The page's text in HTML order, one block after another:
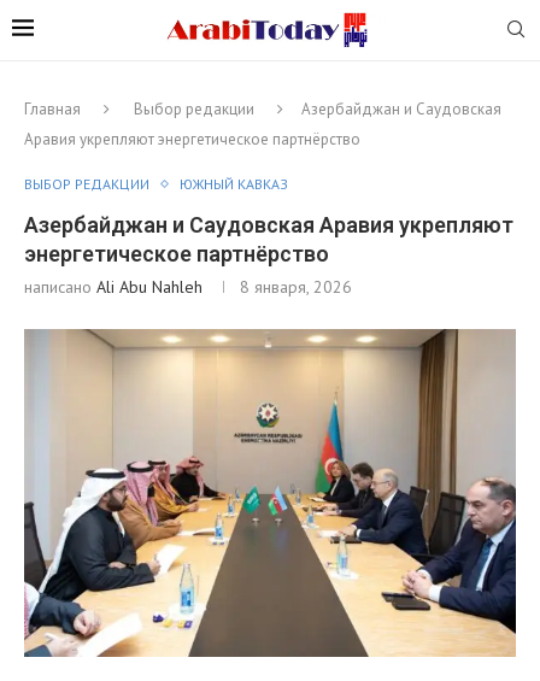
Главная Выбор редакции
Азербайджан и Саудовская
Аравия укрепляют энергетическое партнёрство
ВЫБОР РЕДАКЦИИ ЮЖНЫЙ КАВКАЗ
Азербайджан и Саудовская Аравия укрепляют
энергетическое партнёрство
написано Ali Abu Nahleh 8 января, 2026